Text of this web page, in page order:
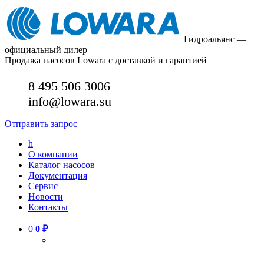
Гидроальянс —
официальный дилер
Продажа насосов Lowara с доставкой и гарантией
8 495 506 3006
info@lowara.su
Отправить запрос
h
О компании
Каталог насосов
Документация
Сервис
Новости
Контакты
0 0 ₽